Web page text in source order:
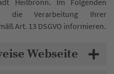
Heilbronn. Im Folgenden
Verarbeitung Ihrer
Art. 13 DSGVO informieren.
Webseite